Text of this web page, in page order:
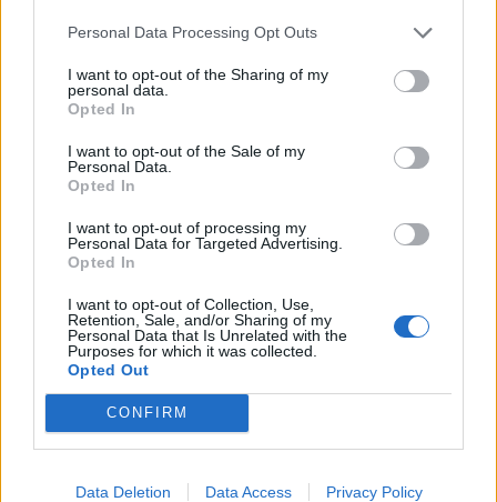
Personal Data Processing Opt Outs
I want to opt-out of the Sharing of my
personal data.
Opted In
I want to opt-out of the Sale of my
Personal Data.
Opted In
I want to opt-out of processing my
Personal Data for Targeted Advertising.
Opted In
I want to opt-out of Collection, Use,
Retention, Sale, and/or Sharing of my
Personal Data that Is Unrelated with the
Purposes for which it was collected.
Opted Out
CONFIRM
Data Deletion Data Access Privacy Policy
Infortunato 0 - 0%
Inutilizzato
Scarica riepilogo
stagionale
Giornata Voto FV Entrato Uscito Bonus/Malus
RAY-ATL
-SIV